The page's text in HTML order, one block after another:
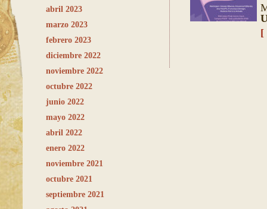
abril 2023
marzo 2023
febrero 2023
diciembre 2022
noviembre 2022
octubre 2022
junio 2022
mayo 2022
abril 2022
enero 2022
noviembre 2021
octubre 2021
septiembre 2021
[